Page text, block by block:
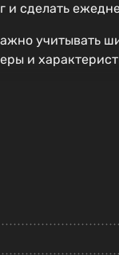
и сделать
учитывать
и